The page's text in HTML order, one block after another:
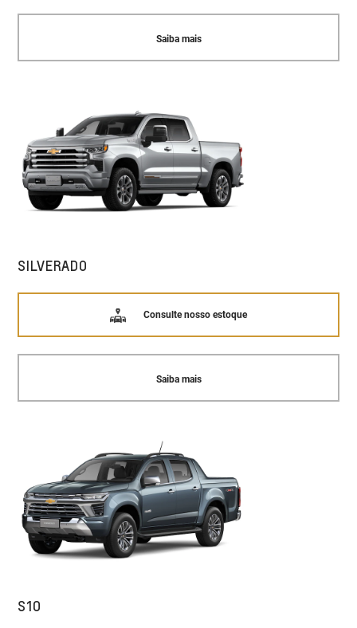
Saiba mais
SILVERADO
Consulte nosso estoque
Saiba mais
S10